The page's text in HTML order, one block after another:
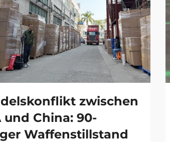
zwischen
und China: 90-
Waffenstillstand